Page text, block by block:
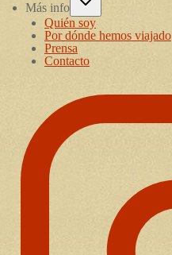
Más info
Quién soy
Por dónde hemos viajado
Prensa
Contacto